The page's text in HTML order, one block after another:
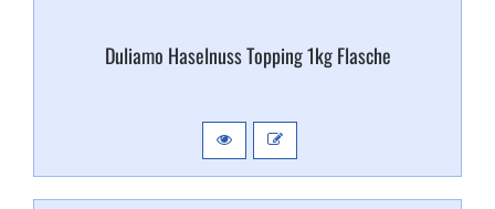
Duliamo Haselnuss Topping 1kg Flasche